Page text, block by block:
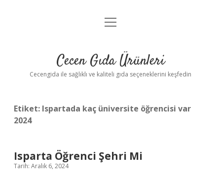
Anasayfa
Yasal Uyarı
menüyü
Cecen Gıda Ürünleri
Cecengida ile sağlıklı ve kaliteli gıda seçeneklerini keşfedin
Etiket: Ispartada kaç üniversite öğrencisi var
2024
Isparta Öğrenci Şehri Mi
Tarih: Aralık 6, 2024